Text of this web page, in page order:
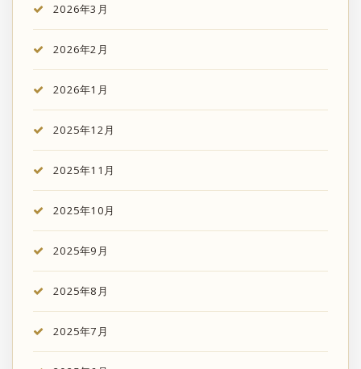
2026年3月
2026年2月
2026年1月
2025年12月
2025年11月
2025年10月
2025年9月
2025年8月
2025年7月